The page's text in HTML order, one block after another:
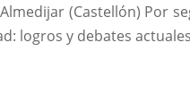
(Castellón) Por
logros y debates